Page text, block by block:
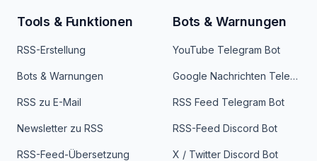
Tools & Funktionen
RSS-Erstellung
Bots & Warnungen
RSS zu E-Mail
Newsletter zu RSS
RSS-Feed-Übersetzung
Bots & Warnungen
YouTube Telegram Bot
Google Nachrichten Telegram Bot
RSS Feed Telegram Bot
RSS-Feed Discord Bot
X / Twitter Discord Bot